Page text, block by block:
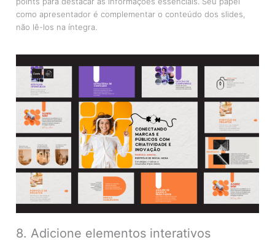
como apresentador é complementar o conteúdo dos slides,
não lê-los na íntegra.
8. Adicione elementos interativos